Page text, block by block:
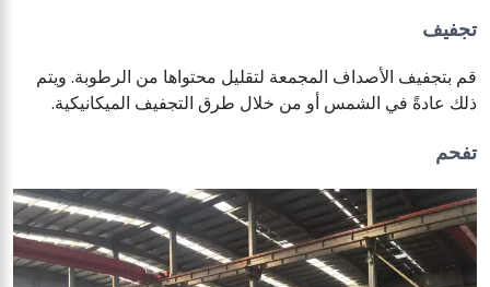
تجفيف
قم بتجفيف الأصداف المجمعة لتقليل محتواها من الرطوبة. ويتم
ذلك عادةً في الشمس أو من خلال طرق التجفيف الميكانيكية.
تفحم